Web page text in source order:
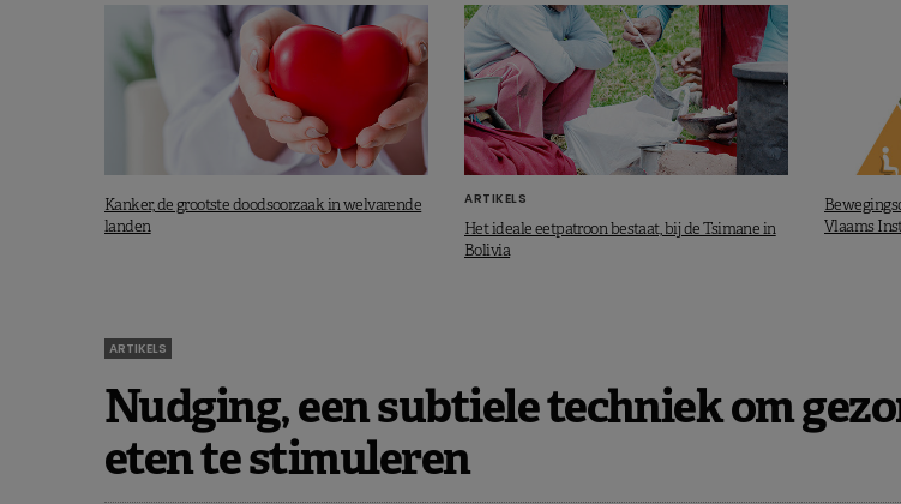
Kanker, de grootste doodsoorzaak in welvarende
landen
ARTIKELS
Het ideale eetpatroon bestaat, bij de Tsimane in
Bolivia
Vlaams
ARTIKELS
Nudging, een subtiele techniek om
eten te stimuleren